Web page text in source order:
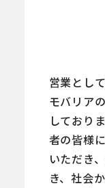
営業とし
モバリア
しており
者の皆様
いただき
き、社会